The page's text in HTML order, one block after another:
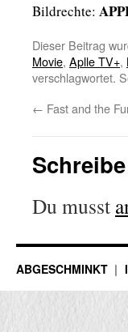
Bildrechte:
Dieser Beitrag
Movie, Aplle TV+,
verschlagwortet.
← Fast and the
Du musst
ABGESCHMINKT